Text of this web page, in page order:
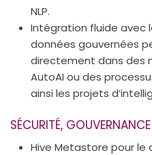
NLP.
Intégration fluide avec
données gouvernées
directement dans des
AutoAI ou des
ainsi les projets
SÉCURITÉ,
Hive Metastore pour le